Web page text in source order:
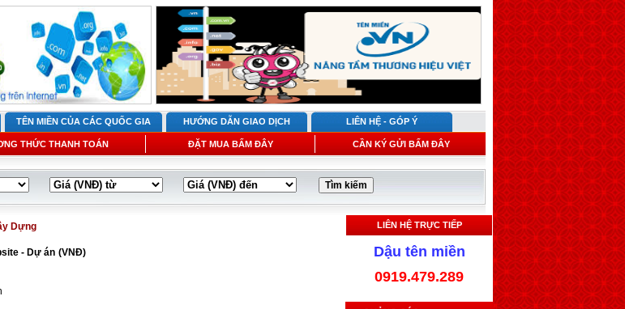
TÊN MIỀN CỦA CÁC QUỐC GIA HƯỚNG DẪN GIAO DỊCH LIÊN HỆ - GÓP Ý
THỨC THANH TOÁN ĐẶT MUA BẤM ĐÂY CẦN KÝ GỬI BẤM ĐÂY
Dựng
- Dự án (VNĐ)
LIÊN HỆ TRỰC TIẾP
Dậu tên miền
0919.479.289